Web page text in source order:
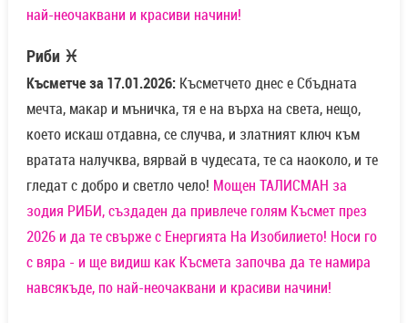
най-неочаквани и красиви начини!
Риби ♓
Късметче за 17.01.2026:Късметчето днес е Сбъдната
мечта, макар и мъничка, тя е на върха на света, нещо,
което искаш отдавна, се случва, и златният ключ към
вратата налучква, вярвай в чудесата, те са наоколо, и те
гледат с добро и светло чело! Мощен ТАЛИСМАН за
зодия РИБИ, създаден да привлече голям Късмет през
2026 и да те свърже с Енергията На Изобилието! Носи го
с вяра - и ще видиш как Късмета започва да те намира
навсякъде, по най-неочаквани и красиви начини!